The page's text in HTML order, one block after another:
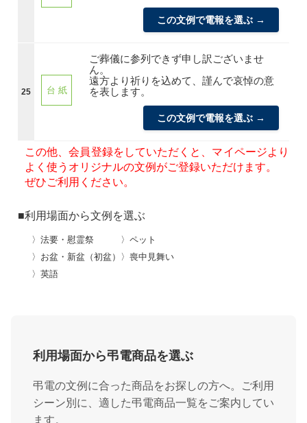
この文例で電報を選ぶ →
25 台 紙
ご葬儀に参列できず申し訳ございませ
ん。
遠方より祈りを込めて、謹んで哀悼の意
を表します。
この文例で電報を選ぶ →
この他、会員登録をしていただくと、マイページより
よく使うオリジナルの文例がご登録いただけます。
ぜひご利用ください。
■利用場面から文例を選ぶ
〉法要・慰霊祭
〉ペット
〉お盆・新盆（初盆）
〉喪中見舞い
〉英語
利用場面から弔電商品を選ぶ
弔電の文例に合った商品をお探しの方へ。ご利用
シーン別に、適した弔電商品一覧をご案内してい
ます。